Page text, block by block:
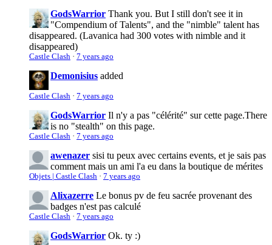
GodsWarrior Thank you. But I still don't see it in
"Compendium of Talents", and the "nimble" talent has
disappeared. (Lavanica had 300 votes with nimble and it
disappeared)
Castle Clash · 7 years ago
Demonisius added
Castle Clash · 7 years ago
GodsWarrior Il n'y a pas "célérité" sur cette page.There
is no "stealth" on this page.
Castle Clash · 7 years ago
awenazer sisi tu peux avec certains events, et je sais pas
comment mais un ami l'a eu dans la boutique de mérites
Objets | Castle Clash · 7 years ago
Alixazerre Le bonus pv de feu sacrée provenant des
badges n'est pas calculé
Castle Clash · 7 years ago
GodsWarrior Ok. ty :)